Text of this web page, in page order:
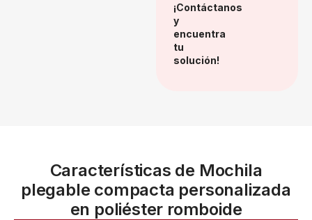
¡Contáctanos
y
encuentra
tu
solución!
Características de Mochila
plegable compacta personalizada
en poliéster romboide